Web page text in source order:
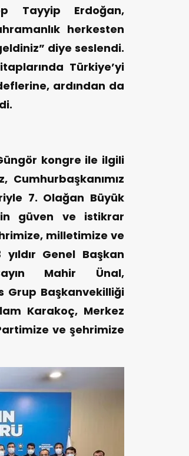
Tayyip Erdoğan,
herkesten
diye seslendi.
Türkiye’yi
ardından da
kongre ile ilgili
Cumhurbaşkanımız
7. Olağan Büyük
güven ve istikrar
milletimize ve
Genel Başkan
Mahir Ünal,
Grup Başkanvekilliği
Karakoç, Merkez
ve şehrimize